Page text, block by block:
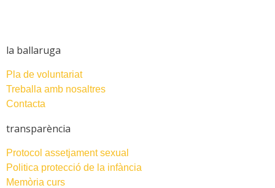
la ballaruga
Pla de voluntariat
Treballa amb nosaltres
Contacta
transparència
Protocol assetjament sexual
Politica protecció de la infància
Memòria curs